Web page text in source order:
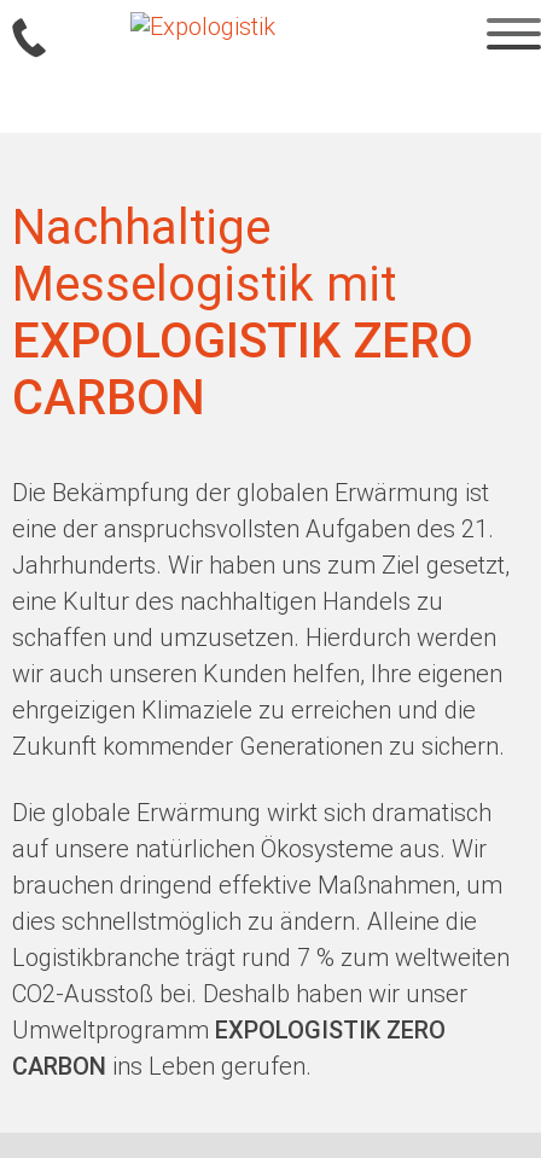
Sprung
zum
Nachhaltige
Messelogistik mit
EXPOLOGISTIK ZERO
CARBON
Die Bekämpfung der globalen Erwärmung ist
eine der anspruchsvollsten Aufgaben des 21.
Jahrhunderts. Wir haben uns zum Ziel gesetzt,
eine Kultur des nachhaltigen Handels zu
schaffen und umzusetzen. Hierdurch werden
wir auch unseren Kunden helfen, Ihre eigenen
ehrgeizigen Klimaziele zu erreichen und die
Zukunft kommender Generationen zu sichern.
Die globale Erwärmung wirkt sich dramatisch
auf unsere natürlichen Ökosysteme aus. Wir
brauchen dringend effektive Maßnahmen, um
dies schnellstmöglich zu ändern. Alleine die
Logistikbranche trägt rund 7 % zum weltweiten
CO2-Ausstoß bei. Deshalb haben wir unser
Umweltprogramm EXPOLOGISTIK ZERO
CARBON ins Leben gerufen.